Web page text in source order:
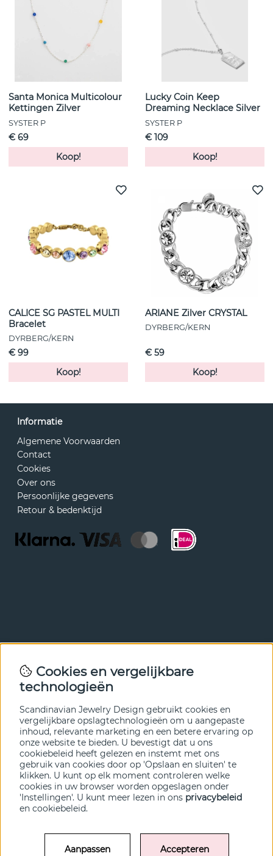
Santa Monica Multicolour
Kettingen Zilver
SYSTER P
€ 69
Koop!
Lucky Coin Keep
Dreaming Necklace Silver
SYSTER P
€ 109
Koop!
CALICE SG PASTEL MULTI
Bracelet
DYRBERG/KERN
€ 99
Koop!
ARIANE Zilver CRYSTAL
DYRBERG/KERN
€ 59
Koop!
Informatie
Algemene Voorwaarden
Contact
Cookies
Over ons
Persoonlijke gegevens
Retour & bedenktijd
Met onze nieuwsbrief ben je als eerste op de hoogte van
nieuws en aanbiedingen. Meld je hieronder aan.
VERZENDEN
Cookies en vergelijkbare
technologieën
Scandinavian Jewelry Design gebruikt cookies en
vergelijkbare opslagtechnologieën om u aangepaste
inhoud, relevante marketing en een betere ervaring op
onze website te bieden. U bevestigt dat u ons
cookiebeleid heeft gelezen en instemt met ons
gebruik van cookies door op 'Opslaan en sluiten' te
klikken. U kunt op elk moment controleren welke
cookies in uw browser worden opgeslagen onder
'Instellingen'. U kunt meer lezen in ons privacybeleid
en cookiebeleid.
Aanpassen Accepteren